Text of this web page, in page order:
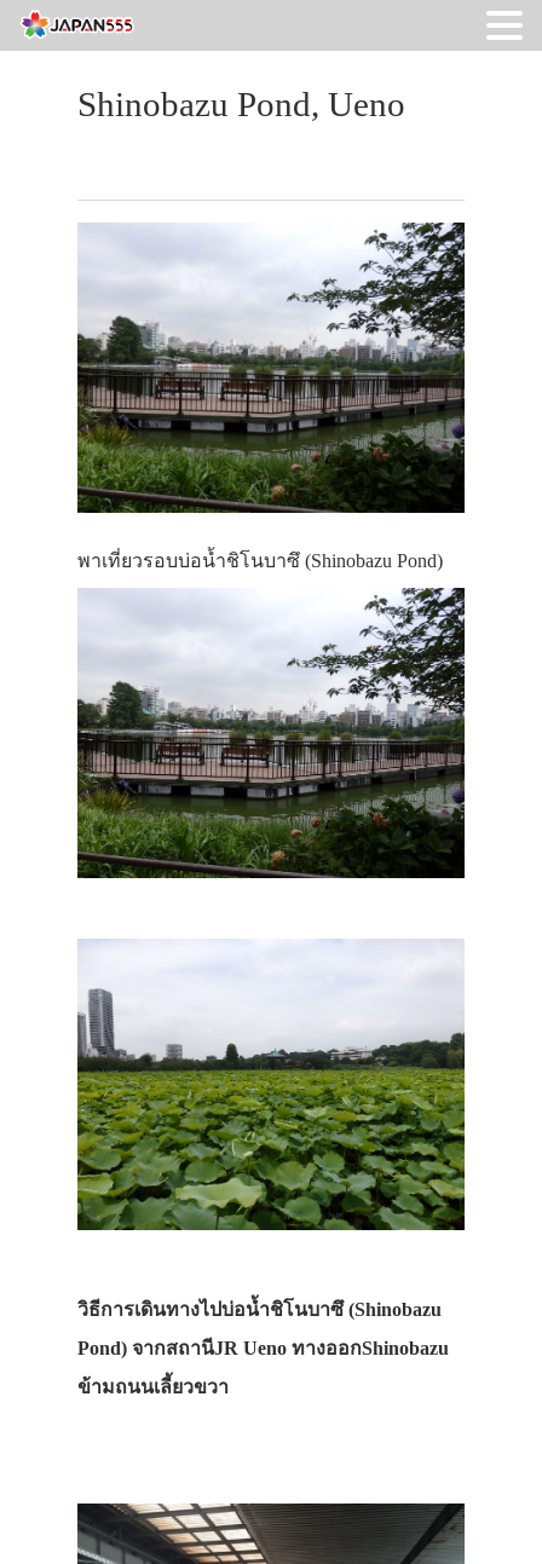
Shinobazu Pond, Ueno
พาเที่ยวรอบบ่อน้ำชิโนบาซึ (Shinobazu Pond)
วิธีการเดินทางไปบ่อน้ำชิโนบาซึ (Shinobazu
Pond) จากสถานีJR Ueno ทางออกShinobazu
ข้ามถนนเลี้ยวขวา